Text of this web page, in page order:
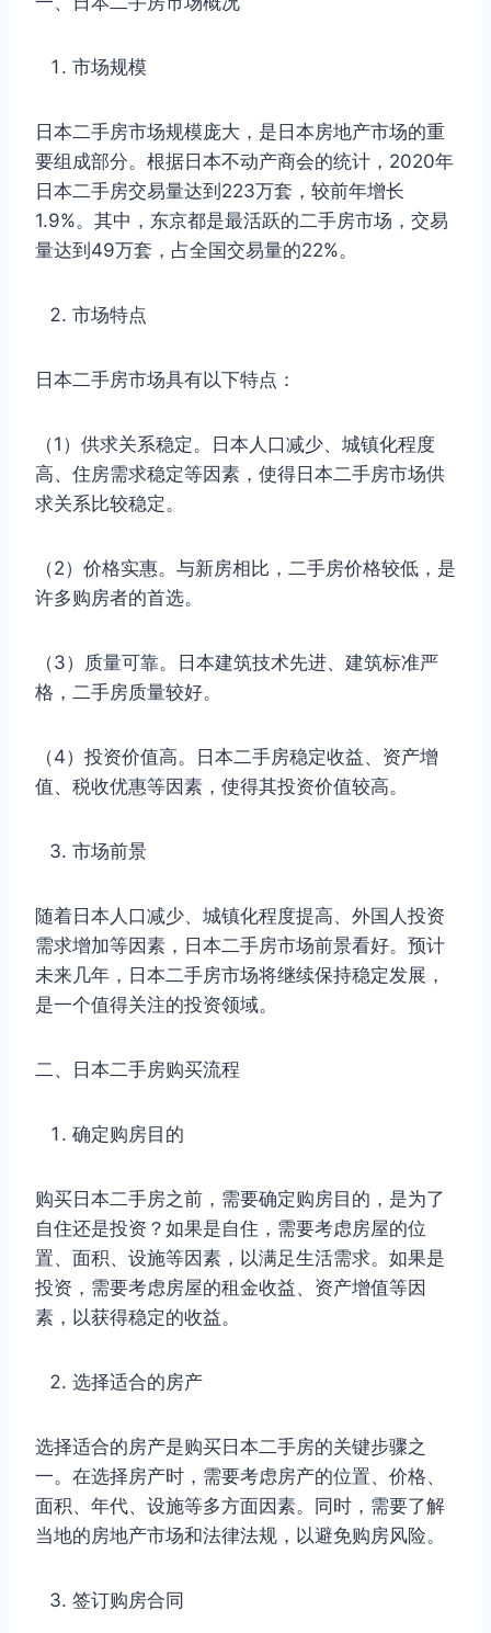
市场规模
日本二手房市场规模庞大，是日本房地产市场的重
要组成部分。根据日本不动产商会的统计，2020年
日本二手房交易量达到223万套，较前年增长
1.9%。其中，东京都是最活跃的二手房市场，交易
量达到49万套，占全国交易量的22%。
市场特点
日本二手房市场具有以下特点：
（1）供求关系稳定。日本人口减少、城镇化程度
高、住房需求稳定等因素，使得日本二手房市场供
求关系比较稳定。
（2）价格实惠。与新房相比，二手房价格较低，是
许多购房者的首选。
（3）质量可靠。日本建筑技术先进、建筑标准严
格，二手房质量较好。
（4）投资价值高。日本二手房稳定收益、资产增
值、税收优惠等因素，使得其投资价值较高。
市场前景
随着日本人口减少、城镇化程度提高、外国人投资
需求增加等因素，日本二手房市场前景看好。预计
未来几年，日本二手房市场将继续保持稳定发展，
是一个值得关注的投资领域。
二、日本二手房购买流程
确定购房目的
购买日本二手房之前，需要确定购房目的，是为了
自住还是投资？如果是自住，需要考虑房屋的位
置、面积、设施等因素，以满足生活需求。如果是
投资，需要考虑房屋的租金收益、资产增值等因
素，以获得稳定的收益。
选择适合的房产
选择适合的房产是购买日本二手房的关键步骤之
一。在选择房产时，需要考虑房产的位置、价格、
面积、年代、设施等多方面因素。同时，需要了解
当地的房地产市场和法律法规，以避免购房风险。
签订购房合同